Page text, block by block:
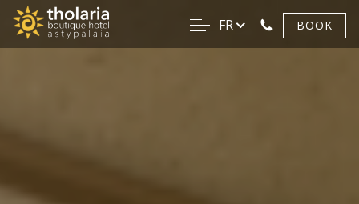
BOOK
FR